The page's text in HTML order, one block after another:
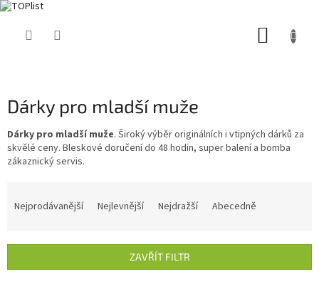
Dárky pro mladší muže
Dárky pro mladší muže. Široký výběr originálních i vtipných dárků za
skvělé ceny. Bleskové doručení do 48 hodin, super balení a bomba
zákaznický servis.
í
Nejprodávanější Nejlevnější Nejdražší Abecedně
ZAVŘÍT FILTR